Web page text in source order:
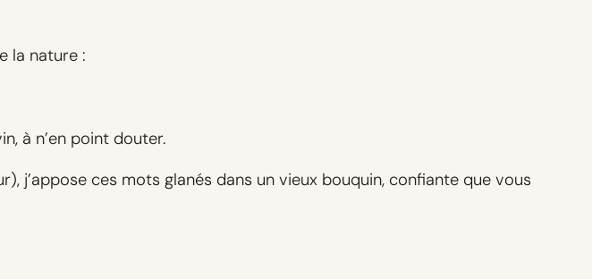
la nature :
à n’en point douter.
j’appose ces mots glanés dans un vieux bouquin, confiante que vous